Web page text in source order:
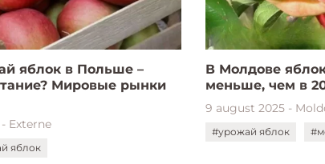
яблок в Польше –
Мировые рынки
Externe
яблок
В Молдове
меньше, чем в
9 august 2025 -
#урожай яблок